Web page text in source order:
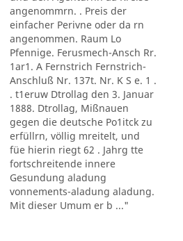
angenommrn. . Preis der
einfacher Perivne oder da rn
angenommen. Raum Lo
Pfennige. Ferusmech-Ansch Rr.
1ar1. A Fernstrich Fernstrich-
Anschluß Nr. 137t. Nr. K S e. 1 .
. t1eruw Dtrollag den 3. Januar
1888. Dtrollag, Mißnauen
gegen die deutsche Po1itck zu
erfüllrn, völlig mreitelt, und
füe hierin riegt 62 . Jahrg tte
fortschreitende innere
Gesundung aladung
vonnements-aladung aladung.
Mit dieser Umum er b ..."